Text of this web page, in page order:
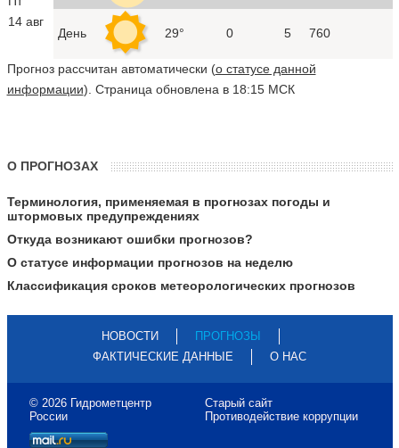
14 авг
День 29° 0 5 760
Прогноз рассчитан автоматически (о статусе данной
информации). Страница обновлена в 18:15 МСК
О ПРОГНОЗАХ
Терминология, применяемая в прогнозах погоды и
штормовых предупреждениях
Откуда возникают ошибки прогнозов?
О статусе информации прогнозов на неделю
Классификация сроков метеорологических прогнозов
НОВОСТИ
ПРОГНОЗЫ
ФАКТИЧЕСКИЕ ДАННЫЕ
О НАС
© 2026 Гидрометцентр
России
Старый сайт
Противодействие коррупции